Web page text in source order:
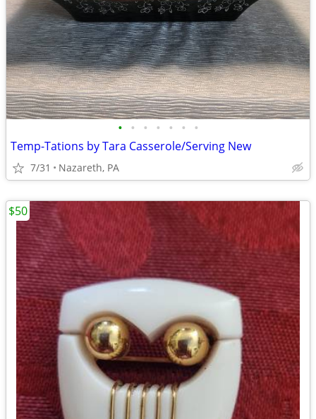
• • • • • • •
Temp-Tations by Tara Casserole/Serving New
7/31 Nazareth, PA
$50